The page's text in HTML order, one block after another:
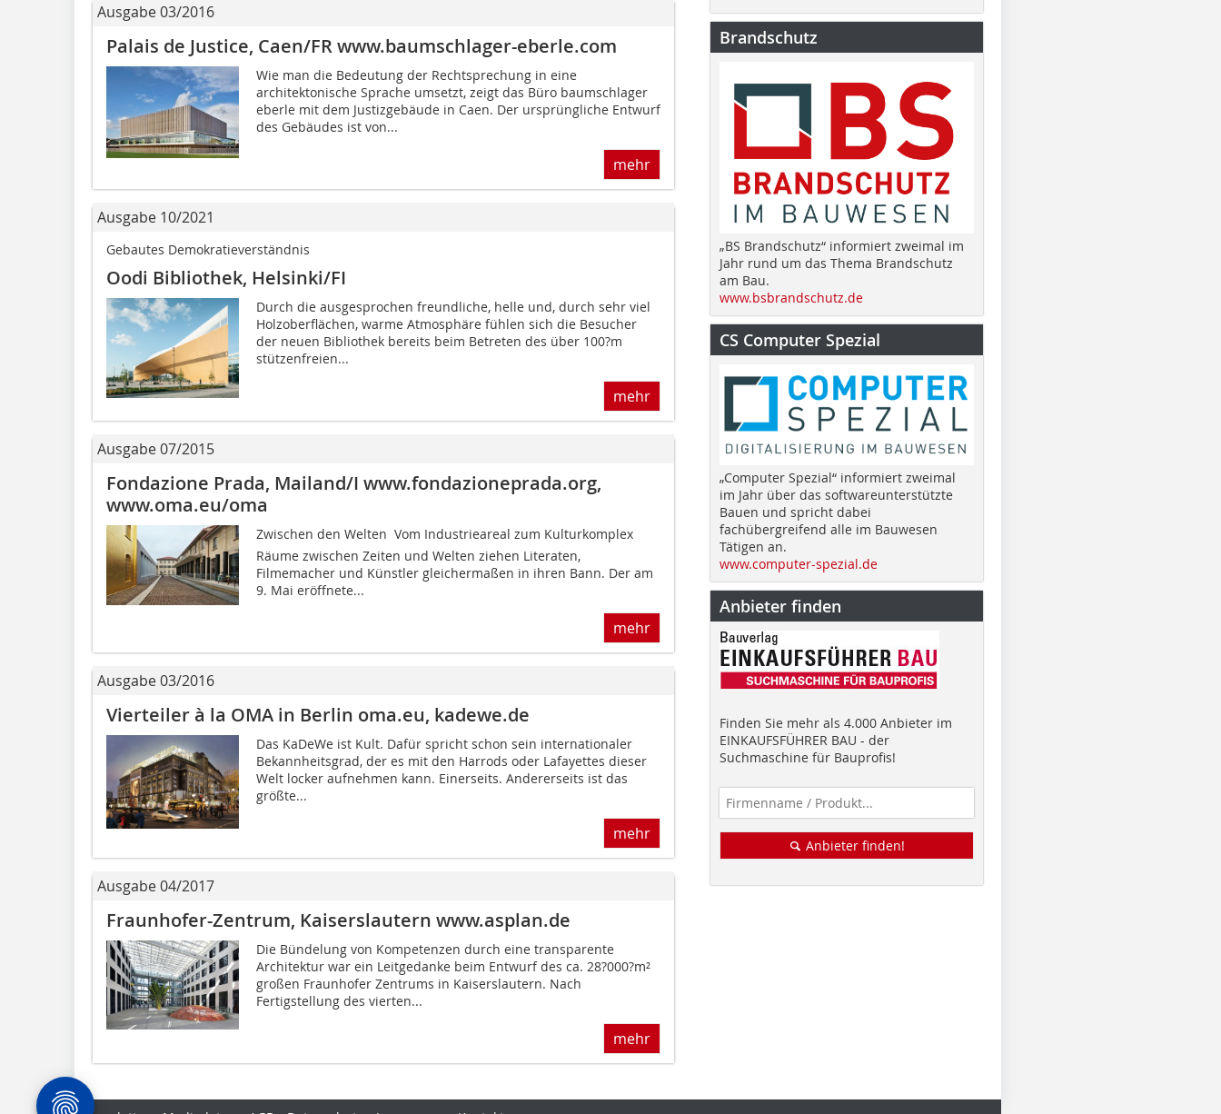
Ausgabe 03/2016
Palais de Justice, Caen/FR www.baumschlager-eberle.com
Wie man die Bedeutung der Rechtsprechung in eine
architektonische Sprache umsetzt, zeigt das Büro baumschlager
eberle mit dem Justizgebäude in Caen. Der ursprüngliche Entwurf
des Gebäudes ist von...
mehr
Ausgabe 10/2021
Gebautes Demokratie­verständnis
Oodi Bibliothek, Helsinki/FI
Durch die ausgesprochen freundliche, helle und, durch sehr viel
Holzoberflächen, warme Atmosphäre fühlen sich die Besucher
der neuen Bibliothek bereits beim Betreten des über 100?m
stützenfreien...
mehr
Ausgabe 07/2015
Fondazione Prada, Mailand/I www.fondazioneprada.org,
www.oma.eu/oma
Zwischen den Welten  Vom Industrieareal zum Kulturkomplex
Räume zwischen Zeiten und Welten ziehen Literaten,
Filmemacher und Künstler gleichermaßen in ihren Bann. Der am
9. Mai eröffnete...
mehr
Ausgabe 03/2016
Vierteiler à la OMA in Berlin oma.eu, kadewe.de
Das KaDeWe ist Kult. Dafür spricht schon sein internationaler
Bekannheitsgrad, der es mit den Harrods oder Lafayettes dieser
Welt locker aufnehmen kann. Einerseits. Andererseits ist das
größte...
mehr
Ausgabe 04/2017
Fraunhofer-Zentrum, Kaiserslautern www.asplan.de
Die Bündelung von Kompetenzen durch eine transparente
Architektur war ein Leitgedanke beim Entwurf des ca. 28?000?m²
großen Fraunhofer Zentrums in Kaiserslautern. Nach
Fertigstellung des vierten...
mehr
Brandschutz
„BS Brandschutz“ informiert zweimal im
Jahr rund um das Thema Brandschutz
am Bau.
www.bsbrandschutz.de
CS Computer Spezial
„Computer Spezial“ informiert zweimal
im Jahr über das softwareunterstützte
Bauen und spricht dabei
fachübergreifend alle im Bauwesen
Tätigen an.
www.computer-spezial.de
Anbieter finden
Finden Sie mehr als 4.000 Anbieter im
EINKAUFSFÜHRER BAU - der
Suchmaschine für Bauprofis!
Anbieter finden!